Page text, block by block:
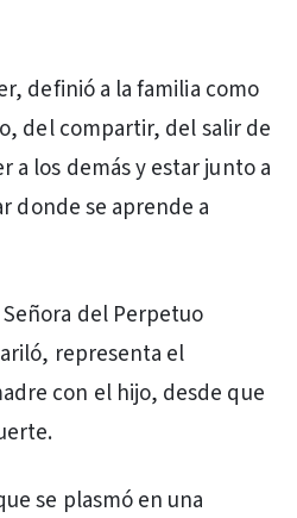
definió a la familia como
del compartir, del salir de
a los demás y estar junto a
donde se aprende a
del Perpetuo
representa el
con el hijo, desde que
se plasmó en una